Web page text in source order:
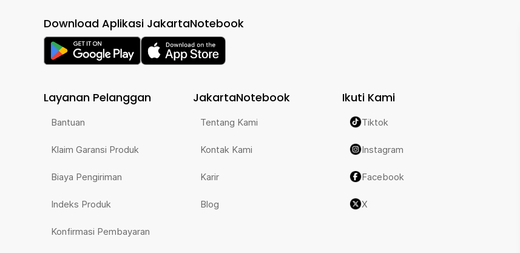
Download Aplikasi JakartaNotebook
Layanan Pelanggan
Bantuan
Klaim Garansi Produk
Biaya Pengiriman
Indeks Produk
Konfirmasi Pembayaran
JakartaNotebook
Tentang Kami
Kontak Kami
Karir
Blog
Ikuti Kami
Tiktok
Instagram
Facebook
X